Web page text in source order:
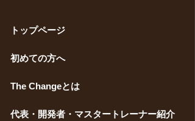
トップページ
​初めての方へ
The Changeとは
代表・開発者・マスタートレーナー紹介